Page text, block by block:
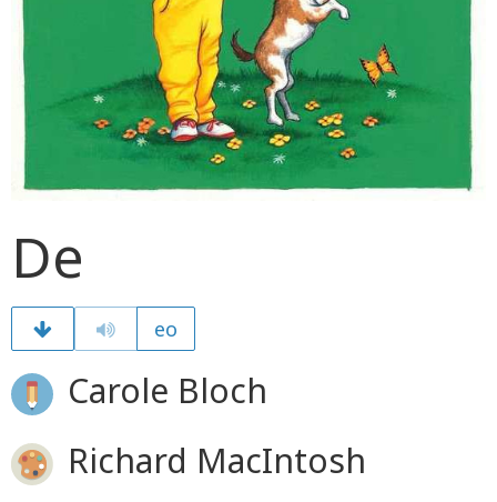
De
eo
Carole Bloch
Richard MacIntosh